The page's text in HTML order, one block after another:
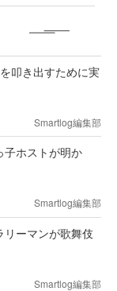
叩き出すために実
Smartlog編集部
子ホストが明か
Smartlog編集部
リーマンが歌舞伎
Smartlog編集部